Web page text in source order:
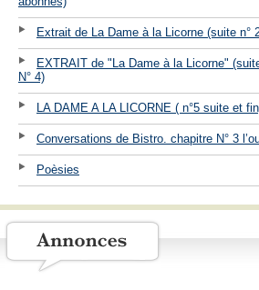
Extrait de La Dame à la Licorne (suite n°
EXTRAIT de "La Dame à la Licorne"
N° 4)
LA DAME A LA LICORNE ( n°5 suite et
Conversations de Bistro. chapitre N° 3
Poèsies